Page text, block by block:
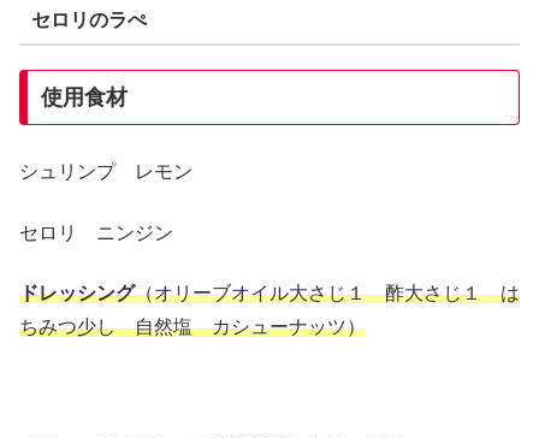
セロリのラぺ
使用食材
シュリンプ レモン
セロリ ニンジン
ドレッシング（オリーブオイル大さじ１ 酢大さじ１ は
ちみつ少し 自然塩 カシューナッツ）